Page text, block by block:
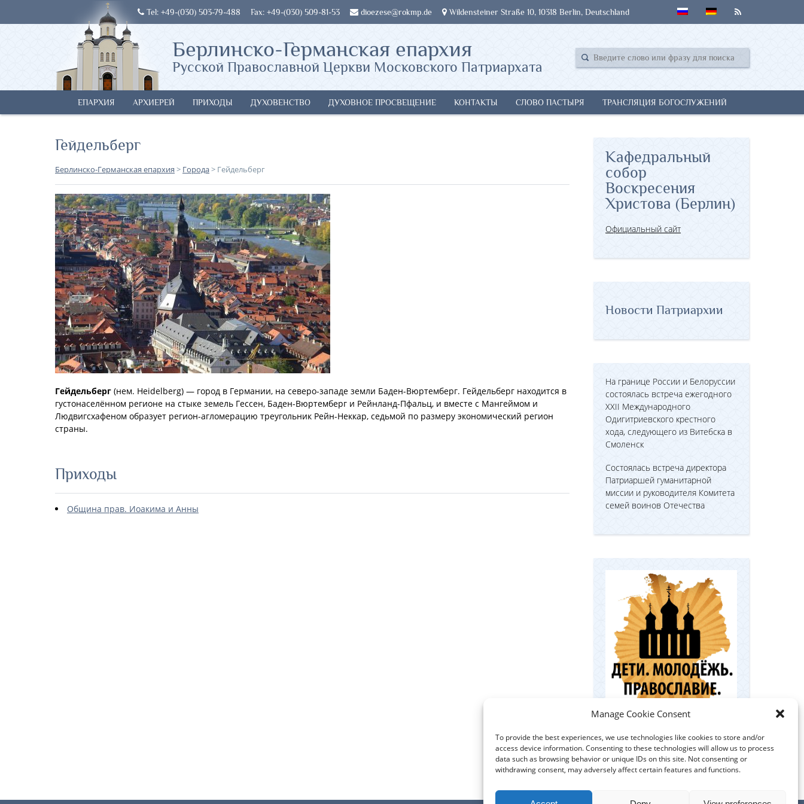
Manage Cookie Consent
To provide the best experiences, we use technologies like cookies to store and/or
access device information. Consenting to these technologies will allow us to process
data such as browsing behavior or unique IDs on this site. Not consenting or
withdrawing consent, may adversely affect certain features and functions.
Tel: +49-(030) 503-79-488 Fax: +49-(030) 509-81-53 dioezese@rokmp.de Wildensteiner Straße 10, 10318 Berlin, Deutschland
Берлинско-Германская епархия
Русской Православной Церкви Московского Патриархата
ЕПАРХИЯ АРХИЕРЕЙ ПРИХОДЫ ДУХОВЕНСТВО ДУХОВНОЕ ПРОСВЕЩЕНИЕ КОНТАКТЫ СЛОВО ПАСТЫРЯ ТРАНСЛЯЦИЯ БОГОСЛУЖЕНИЙ
Гейдельберг
Берлинско-Германская епархия > Города> Гейдельберг
Гейдельберг (нем. Heidelberg) — город в Германии, на северо-западе земли Баден-Вюртемберг. Гейдельберг находится в
густонаселённом регионе на стыке земель Гессен, Баден-Вюртемберг и Рейнланд-Пфальц, и вместе с Мангеймом и
Людвигсхафеном образует регион-агломерацию треугольник Рейн-Неккар, седьмой по размеру экономический регион
страны.
Приходы
Община прав. Иоакима и Анны
Кафедральный
собор
Воскресения
Христова (Берлин)
Официальный сайт
Новости Патриархии
На границе России и Белоруссии
состоялась встреча ежегодного
XXII Международного
Одигитриевского крестного
хода, следующего из Витебска в
Смоленск
Состоялась встреча директора
Патриаршей гуманитарной
миссии и руководителя Комитета
семей воинов Отечества
Координационный центр по
работе с православной
молодёжью в Германии